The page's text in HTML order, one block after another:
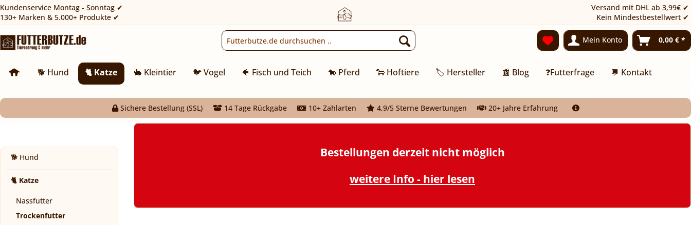
Kundenservice Montag - Sonntag ✔
130+ Marken & 5.000+ Produkte ✔
Versand mit DHL ab 3,99€ ✔
Kein Mindestbestellwert ✔
Mein Konto 0,00 € *
🐕 Hund 🐈 Katze 🐇 Kleintier 🐦 Vogel 🐠 Fisch und Teich 🐎 Pferd 🐑 Hoftiere 🏷️ Hersteller 📰 Blog ❓Futterfrage 💬 Kontakt
Sichere Bestellung (SSL) 14 Tage Rückgabe 10+ Zahlarten 4,9/5 Sterne Bewertungen 20+ Jahre Erfahrung
🐕 Hund
🐈 Katze
Nassfutter
Trockenfutter
Bestellungen derzeit nicht möglich
weitere Info - hier lesen